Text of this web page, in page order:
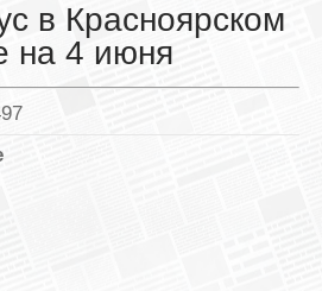
в Красноярском
на 4 июня